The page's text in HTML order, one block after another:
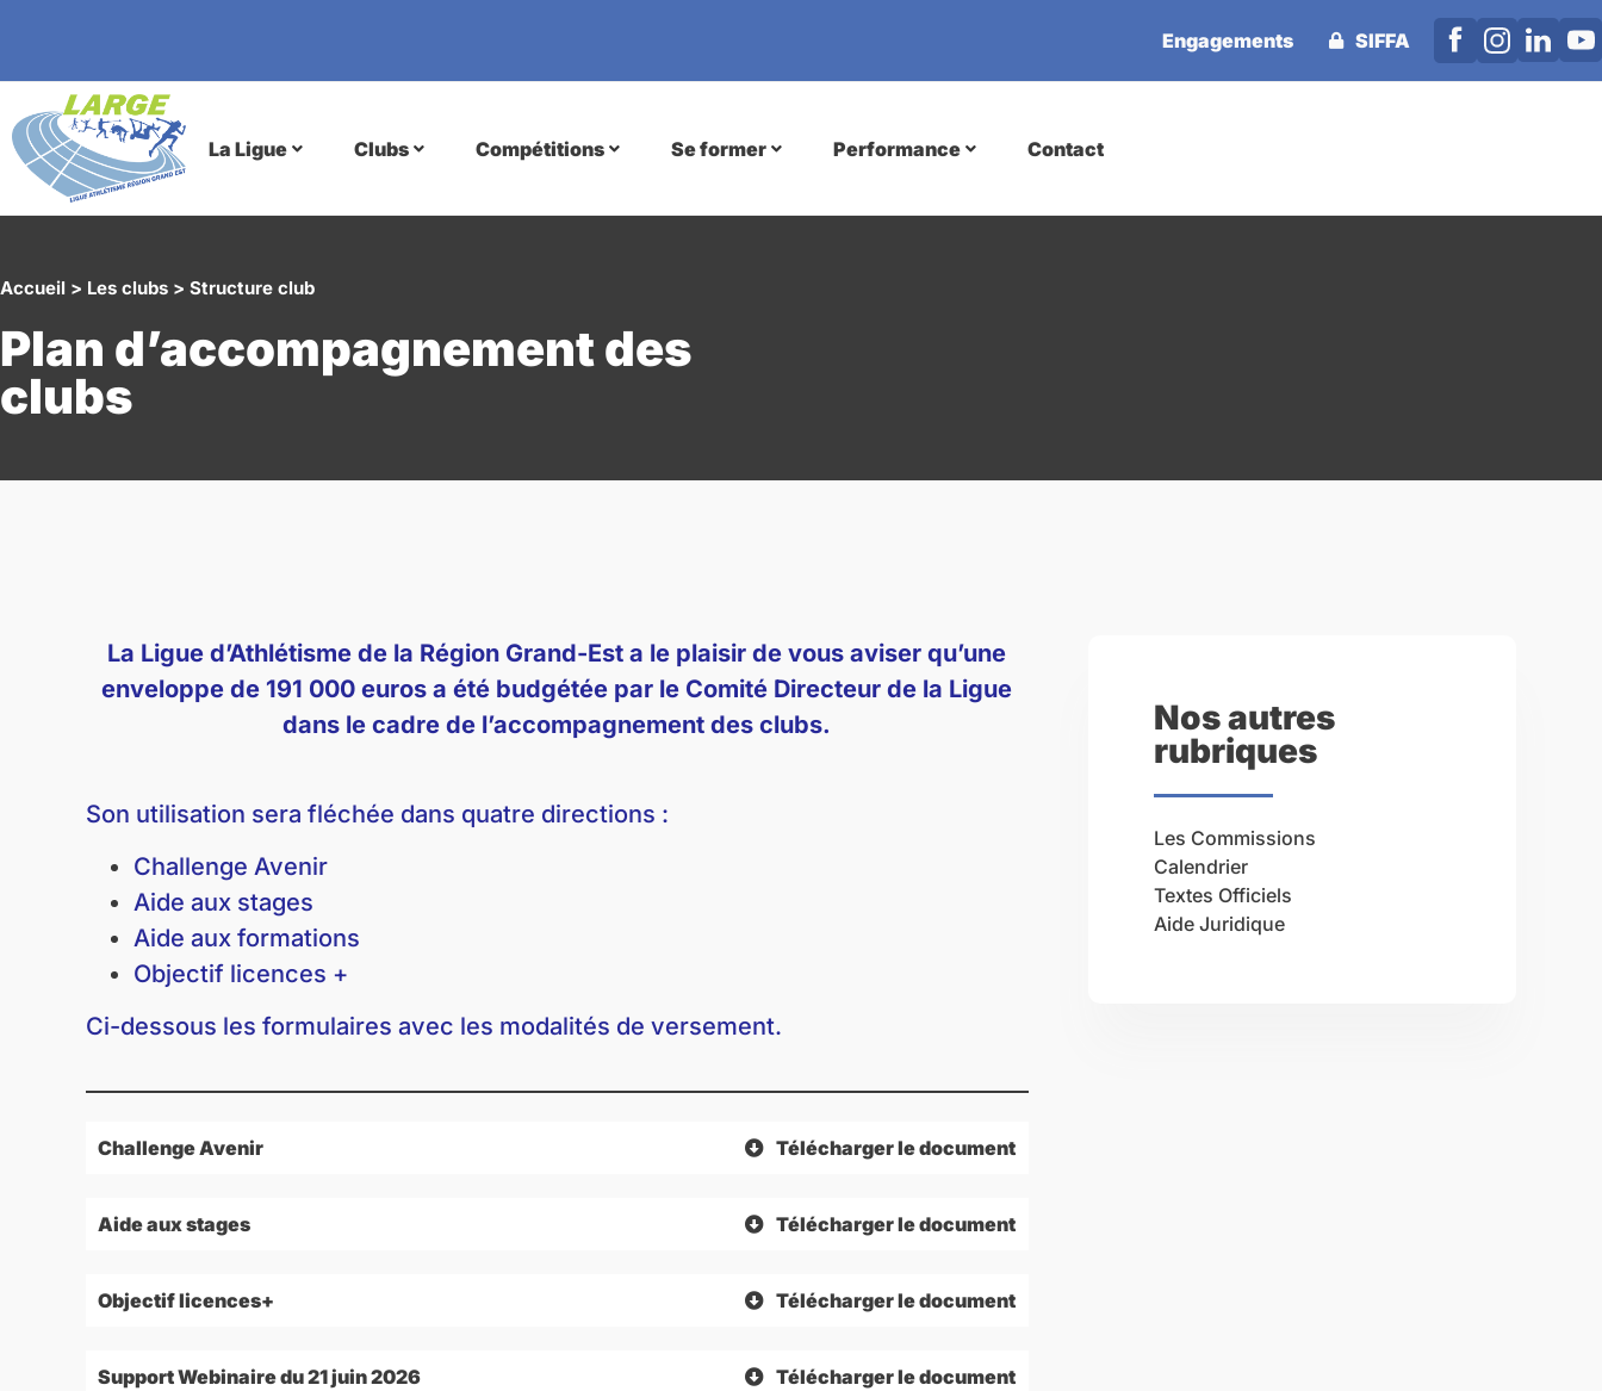
Engagements SIFFA
La Ligue Clubs Compétitions Se former Performance Contact
Accueil > Les clubs > Structure club
Plan d’accompagnement des
clubs
La Ligue d’Athlétisme de la Région Grand-Est a le plaisir de vous aviser qu’une
enveloppe de 191 000 euros a été budgétée par le Comité Directeur de la Ligue
dans le cadre de l’accompagnement des clubs.
Son utilisation sera fléchée dans quatre directions :
Challenge Avenir
Aide aux stages
Aide aux formations
Objectif licences +
Ci-dessous les formulaires avec les modalités de versement.
Challenge Avenir Télécharger le document
Aide aux stages Télécharger le document
Objectif licences+ Télécharger le document
Support Webinaire du 21 juin 2026 Télécharger le document
Nos autres
rubriques
Les Commissions
Calendrier
Textes Officiels
Aide Juridique